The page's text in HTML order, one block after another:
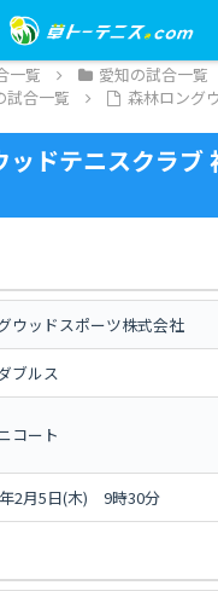
一覧 愛知の試合一覧
試合一覧
森林ロング
ッドテニスクラブ
ウッドスポーツ株式会社
ブルス
コート
2月5日(木) 9時30分